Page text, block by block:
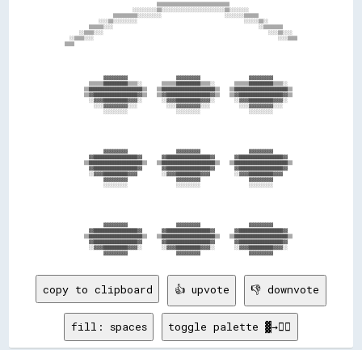
                                      ▒▒▒▒▒▒▒▒▒▒▒▒▒▒▒▒▒▒▒▒▒▒▒▒▒▒▒▒▒▒
                            ░░░░░░░░░░▒▒░░░░░░░░░░░░░░░░░░░░░░░░░░▒▒░░░░░░░░
                    ▒▒▒▒▒▒▒▒▒▒░░░░░░░░░░                          ░░░░░░░░▒▒▒▒▒▒
              ░░░░▒▒░░░░░░░░░░                                            ░░░░░░▒▒░░
          ▒▒▒▒▒▒░░░░                                                            ░░▒▒▒▒▒▒▒▒
      ░░▒▒▒▒░░░░                                                                    ░░░░▒▒░░░░
  ░░▒▒▒▒░░░░                                                                            ░░░░▒▒▒▒
▒▒▒▒
                ▓▓▓▓▓▓▓▓▓▓                    ▓▓▓▓▓▓▓▓▓▓                    ▓▓▓▓▓▓▓▓▓▓
          ▒▒▒▒▒▒██████████▒▒▒▒░░        ▒▒▒▒▒▒██████████▒▒▒▒░░        ▒▒▒▒▒▒██████████▒▒▒▒░░
        ▒▒██████████████████████▒▒    ▒▒██████████████████████▒▒    ▒▒██████████████████████▒▒
        ▒▒▓▓██████████████████▓▓▒▒    ▒▒▓▓██████████████████▓▓▒▒    ▒▒▓▓██████████████████▓▓▒▒
          ░░▓▓▓▓██████████▓▓▓▓░░        ░░▓▓▓▓██████████▓▓▓▓░░        ░░▓▓▓▓██████████▓▓▓▓░░
            ░░░░▓▓▓▓▓▓▓▓▓▓░░░░            ░░░░▓▓▓▓▓▓▓▓▓▓░░░░            ░░░░▓▓▓▓▓▓▓▓▓▓░░░░
                ░░░░░░░░░░                    ░░░░░░░░░░                    ░░░░░░░░░░
                ▓▓▓▓▓▓▓▓▓▓                    ▓▓▓▓▓▓▓▓▓▓                    ▓▓▓▓▓▓▓▓▓▓
          ▓▓██████████████████▓▓        ▓▓██████████████████▓▓        ▓▓██████████████████▓▓
        ▒▒██████████████████████▒▒    ▒▒██████████████████████▒▒    ▒▒██████████████████████▒▒
          ▓▓██████████████████▓▓        ▓▓██████████████████▓▓        ▓▓██████████████████▓▓
          ░░▓▓▓▓██████████▓▓▓▓          ░░▓▓▓▓██████████▓▓▓▓          ░░▓▓▓▓██████████▓▓▓▓
                ▓▓▓▓▓▓▓▓▓▓                    ▓▓▓▓▓▓▓▓▓▓                    ▓▓▓▓▓▓▓▓▓▓
                ░░░░░░░░░░                    ░░░░░░░░░░                    ░░░░░░░░░░
                ▓▓▓▓▓▓▓▓▓▓                    ▓▓▓▓▓▓▓▓▓▓                    ▓▓▓▓▓▓▓▓▓▓
          ▓▓██████████████████▓▓        ▓▓██████████████████▓▓        ▓▓██████████████████▓▓
        ▒▒██████████████████████▒▒    ▒▒██████████████████████▒▒    ▒▒██████████████████████▒▒
          ▓▓██████████████████▓▓        ▓▓██████████████████▓▓        ▓▓██████████████████▓▓
          ░░▓▓▓▓██████████▓▓▓▓░░        ░░▓▓▓▓██████████▓▓▓▓░░        ░░▓▓▓▓██████████▓▓▓▓░░
copy to clipboard 👍 upvote 👎 downvote
fill: spaces toggle palette ▓→✊🏽